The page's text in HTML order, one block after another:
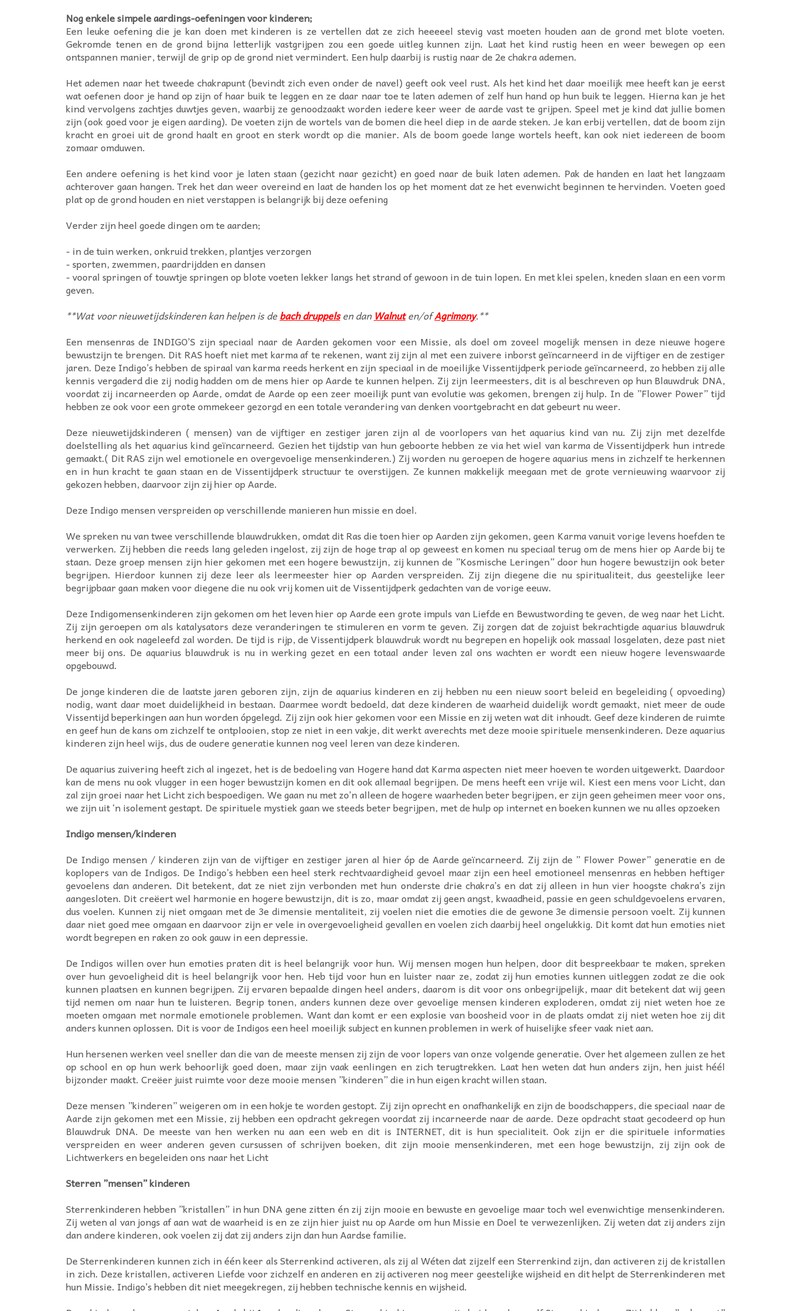
Nog enkele simpele aardings-oefeningen voor kinderen;
Een leuke oefening die je kan doen met kinderen is ze vertellen dat ze zich heeeeel stevig vast moeten houden aan de grond met blote voeten.
Gekromde tenen en de grond bijna letterlijk vastgrijpen zou een goede uitleg kunnen zijn. Laat het kind rustig heen en weer bewegen op een
ontspannen manier, terwijl de grip op de grond niet vermindert. Een hulp daarbij is rustig naar de 2e chakra ademen.
Het ademen naar het tweede chakrapunt (bevindt zich even onder de navel) geeft ook veel rust. Als het kind het daar moeilijk mee heeft kan je eerst
wat oefenen door je hand op zijn of haar buik te leggen en ze daar naar toe te laten ademen of zelf hun hand op hun buik te leggen. Hierna kan je het
kind vervolgens zachtjes duwtjes geven, waarbij ze genoodzaakt worden iedere keer weer de aarde vast te grijpen. Speel met je kind dat jullie bomen
zijn (ook goed voor je eigen aarding). De voeten zijn de wortels van de bomen die heel diep in de aarde steken. Je kan erbij vertellen, dat de boom zijn
kracht en groei uit de grond haalt en groot en sterk wordt op die manier. Als de boom goede lange wortels heeft, kan ook niet iedereen de boom
zomaar omduwen.
Een andere oefening is het kind voor je laten staan (gezicht naar gezicht) en goed naar de buik laten ademen. Pak de handen en laat het langzaam
achterover gaan hangen. Trek het dan weer overeind en laat de handen los op het moment dat ze het evenwicht beginnen te hervinden. Voeten goed
plat op de grond houden en niet verstappen is belangrijk bij deze oefening
Verder zijn heel goede dingen om te aarden;
- in de tuin werken, onkruid trekken, plantjes verzorgen
- sporten, zwemmen, paardrijdden en dansen
- vooral springen of touwtje springen op blote voeten lekker langs het strand of gewoon in de tuin lopen. En met klei spelen, kneden slaan en een vorm
geven.
**Wat voor nieuwetijdskinderen kan helpen is debach druppelsen dan Walnuten/ofAgrimony.**
Een mensenras de INDIGO’S zijn speciaal naar de Aarden gekomen voor een Missie, als doel om zoveel mogelijk mensen in deze nieuwe hogere
bewustzijn te brengen. Dit RAS hoeft niet met karma af te rekenen, want zij zijn al met een zuivere inborst geïncarneerd in de vijftiger en de zestiger
jaren. Deze Indigo’s hebben de spiraal van karma reeds herkent en zijn speciaal in de moeilijke Vissentijdperk periode geïncarneerd, zo hebben zij alle
kennis vergaderd die zij nodig hadden om de mens hier op Aarde te kunnen helpen. Zij zijn leermeesters, dit is al beschreven op hun Blauwdruk DNA,
voordat zij incarneerden op Aarde, omdat de Aarde op een zeer moeilijk punt van evolutie was gekomen, brengen zij hulp. In de ”Flower Power” tijd
hebben ze ook voor een grote ommekeer gezorgd en een totale verandering van denken voortgebracht en dat gebeurt nu weer.
Deze nieuwetijdskinderen ( mensen) van de vijftiger en zestiger jaren zijn al de voorlopers van het aquarius kind van nu. Zij zijn met dezelfde
doelstelling als het aquarius kind geïncarneerd. Gezien het tijdstip van hun geboorte hebben ze via het wiel van karma de Vissentijdperk hun intrede
gemaakt.( Dit RAS zijn wel emotionele en overgevoelige mensenkinderen.) Zij worden nu geroepen de hogere aquarius mens in zichzelf te herkennen
en in hun kracht te gaan staan en de Vissentijdperk structuur te overstijgen. Ze kunnen makkelijk meegaan met de grote vernieuwing waarvoor zij
gekozen hebben, daarvoor zijn zij hier op Aarde.
Deze Indigo mensen verspreiden op verschillende manieren hun missie en doel.
We spreken nu van twee verschillende blauwdrukken, omdat dit Ras die toen hier op Aarden zijn gekomen, geen Karma vanuit vorige levens hoefden te
verwerken. Zij hebben die reeds lang geleden ingelost, zij zijn de hoge trap al op geweest en komen nu speciaal terug om de mens hier op Aarde bij te
staan. Deze groep mensen zijn hier gekomen met een hogere bewustzijn, zij kunnen de ”Kosmische Leringen” door hun hogere bewustzijn ook beter
begrijpen. Hierdoor kunnen zij deze leer als leermeester hier op Aarden verspreiden. Zij zijn diegene die nu spiritualiteit, dus geestelijke leer
begrijpbaar gaan maken voor diegene die nu ook vrij komen uit de Vissentijdperk gedachten van de vorige eeuw.
Deze Indigomensenkinderen zijn gekomen om het leven hier op Aarde een grote impuls van Liefde en Bewustwording te geven, de weg naar het Licht.
Zij zijn geroepen om als katalysators deze veranderingen te stimuleren en vorm te geven. Zij zorgen dat de zojuist bekrachtigde aquarius blauwdruk
herkend en ook nageleefd zal worden. De tijd is rijp, de Vissentijdperk blauwdruk wordt nu begrepen en hopelijk ook massaal losgelaten, deze past niet
meer bij ons. De aquarius blauwdruk is nu in werking gezet en een totaal ander leven zal ons wachten er wordt een nieuw hogere levenswaarde
opgebouwd.
De jonge kinderen die de laatste jaren geboren zijn, zijn de aquarius kinderen en zij hebben nu een nieuw soort beleid en begeleiding ( opvoeding)
nodig, want daar moet duidelijkheid in bestaan. Daarmee wordt bedoeld, dat deze kinderen de waarheid duidelijk wordt gemaakt, niet meer de oude
Vissentijd beperkingen aan hun worden ópgelegd. Zij zijn ook hier gekomen voor een Missie en zij weten wat dit inhoudt. Geef deze kinderen de ruimte
en geef hun de kans om zichzelf te ontplooien, stop ze niet in een vakje, dit werkt averechts met deze mooie spirituele mensenkinderen. Deze aquarius
kinderen zijn heel wijs, dus de oudere generatie kunnen nog veel leren van deze kinderen.
De aquarius zuivering heeft zich al ingezet, het is de bedoeling van Hogere hand dat Karma aspecten niet meer hoeven te worden uitgewerkt. Daardoor
kan de mens nu ook vlugger in een hoger bewustzijn komen en dit ook allemaal begrijpen. De mens heeft een vrije wil. Kiest een mens voor Licht, dan
zal zijn groei naar het Licht zich bespoedigen. We gaan nu met zo’n alleen de hogere waarheden beter begrijpen, er zijn geen geheimen meer voor ons,
we zijn uit ‘n isolement gestapt. De spirituele mystiek gaan we steeds beter begrijpen, met de hulp op internet en boeken kunnen we nu alles opzoeken
Indigo mensen/kinderen
De Indigo mensen / kinderen zijn van de vijftiger en zestiger jaren al hier óp de Aarde geïncarneerd. Zij zijn de ” Flower Power” generatie en de
koplopers van de Indigos. De Indigo’s hebben een heel sterk rechtvaardigheid gevoel maar zijn een heel emotioneel mensenras en hebben heftiger
gevoelens dan anderen. Dit betekent, dat ze niet zijn verbonden met hun onderste drie chakra’s en dat zij alleen in hun vier hoogste chakra’s zijn
aangesloten. Dit creëert wel harmonie en hogere bewustzijn, dit is zo, maar omdat zij geen angst, kwaadheid, passie en geen schuldgevoelens ervaren,
dus voelen. Kunnen zij niet omgaan met de 3e dimensie mentaliteit, zij voelen niet die emoties die de gewone 3e dimensie persoon voelt. Zij kunnen
daar niet goed mee omgaan en daarvoor zijn er vele in overgevoeligheid gevallen en voelen zich daarbij heel ongelukkig. Dit komt dat hun emoties niet
wordt begrepen en raken zo ook gauw in een depressie.
De Indigos willen over hun emoties praten dit is heel belangrijk voor hun. Wij mensen mogen hun helpen, door dit bespreekbaar te maken, spreken
over hun gevoeligheid dit is heel belangrijk voor hen. Heb tijd voor hun en luister naar ze, zodat zij hun emoties kunnen uitleggen zodat ze die ook
kunnen plaatsen en kunnen begrijpen. Zij ervaren bepaalde dingen heel anders, daarom is dit voor ons onbegrijpelijk, maar dit betekent dat wij geen
tijd nemen om naar hun te luisteren. Begrip tonen, anders kunnen deze over gevoelige mensen kinderen exploderen, omdat zij niet weten hoe ze
moeten omgaan met normale emotionele problemen. Want dan komt er een explosie van boosheid voor in de plaats omdat zij niet weten hoe zij dit
anders kunnen oplossen. Dit is voor de Indigos een heel moeilijk subject en kunnen problemen in werk of huiselijke sfeer vaak niet aan.
Hun hersenen werken veel sneller dan die van de meeste mensen zij zijn de voor lopers van onze volgende generatie. Over het algemeen zullen ze het
op school en op hun werk behoorlijk goed doen, maar zijn vaak eenlingen en zich terugtrekken. Laat hen weten dat hun anders zijn, hen juist héél
bijzonder maakt. Creëer juist ruimte voor deze mooie mensen ”kinderen” die in hun eigen kracht willen staan.
Deze mensen ”kinderen” weigeren om in een hokje te worden gestopt. Zij zijn oprecht en onafhankelijk en zijn de boodschappers, die speciaal naar de
Aarde zijn gekomen met een Missie, zij hebben een opdracht gekregen voordat zij incarneerde naar de aarde. Deze opdracht staat gecodeerd op hun
Blauwdruk DNA. De meeste van hen werken nu aan een web en dit is INTERNET, dit is hun specialiteit. Ook zijn er die spirituele informaties
verspreiden en weer anderen geven cursussen of schrijven boeken, dit zijn mooie mensenkinderen, met een hoge bewustzijn, zij zijn ook de
Lichtwerkers en begeleiden ons naar het Licht
Sterren ”mensen” kinderen
Sterrenkinderen hebben ”kristallen” in hun DNA gene zitten én zij zijn mooie en bewuste en gevoelige maar toch wel evenwichtige mensenkinderen.
Zij weten al van jongs af aan wat de waarheid is en ze zijn hier juist nu op Aarde om hun Missie en Doel te verwezenlijken. Zij weten dat zij anders zijn
dan andere kinderen, ook voelen zij dat zij anders zijn dan hun Aardse familie.
De Sterrenkinderen kunnen zich in één keer als Sterrenkind activeren, als zij al Wéten dat zijzelf een Sterrenkind zijn, dan activeren zij de kristallen
in zich. Deze kristallen, activeren Liefde voor zichzelf en anderen en zij activeren nog meer geestelijke wijsheid en dit helpt de Sterrenkinderen met
hun Missie. Indigo’s hebben dit niet meegekregen, zij hebben technische kennis en wijsheid.